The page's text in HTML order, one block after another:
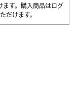
ます。購入商品はログ
だけます。